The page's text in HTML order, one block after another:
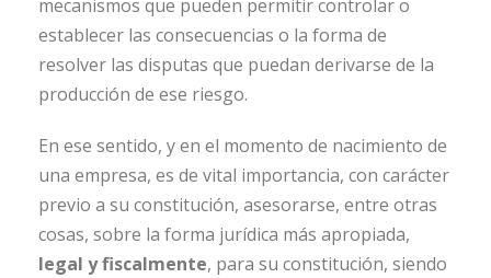
mecanismos que pueden permitir controlar o
establecer las consecuencias o la forma de
resolver las disputas que puedan derivarse de la
producción de ese riesgo.
En ese sentido, y en el momento de nacimiento de
una empresa, es de vital importancia, con carácter
previo a su constitución, asesorarse, entre otras
cosas, sobre la forma jurídica más apropiada,
legal y fiscalmente, para su constitución, siendo